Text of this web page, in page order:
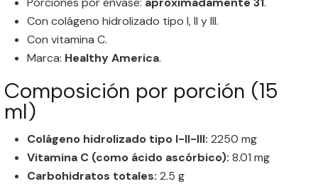
Con colágeno hidrolizado tipo I, II y III.
Con vitamina C.
Marca: Healthy America.
Composición por porción (15
ml)
Colágeno hidrolizado tipo I-II-III: 2250 mg
Vitamina C (como ácido ascórbico): 8.01 mg
Carbohidratos totales: 2.5 g